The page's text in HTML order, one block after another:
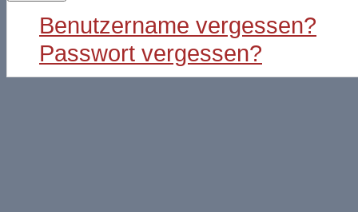
Benutzername vergessen?
Passwort vergessen?